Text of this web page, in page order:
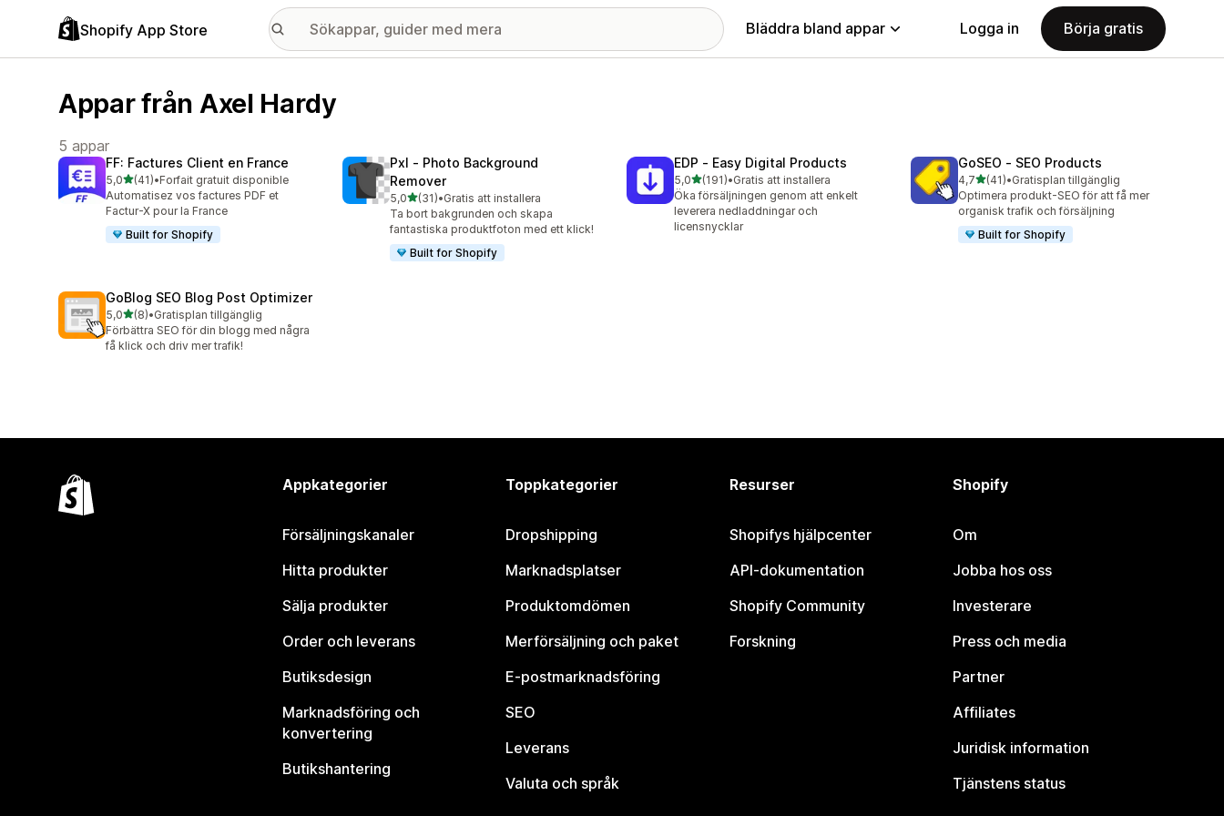
Shopify App Store Bläddra bland appar Logga in Börja gratis
Appar från Axel Hardy
5 appar
FF: Factures Client en France
5,0av 5 stjärnor
(41)
41 recensioner totalt
•Forfait gratuit disponible
Automatisez vos factures PDF et
Factur-X pour la France
Built for Shopify
Pxl ‑ Photo Background
Remover
5,0av 5 stjärnor
(31)
31 recensioner totalt
•Gratis att installera
Ta bort bakgrunden och skapa
fantastiska produktfoton med ett klick!
Built for Shopify
EDP ‑ Easy Digital Products
5,0av 5 stjärnor
(191)
191 recensioner totalt
•Gratis att installera
Öka försäljningen genom att enkelt
leverera nedladdningar och
licensnycklar
GoSEO ‑ SEO Products
4,7av 5 stjärnor
(41)
41 recensioner totalt
•Gratisplan tillgänglig
Optimera produkt-SEO för att få mer
organisk trafik och försäljning
Built for Shopify
GoBlog SEO Blog Post Optimizer
5,0av 5 stjärnor
(8)
8 recensioner totalt
•Gratisplan tillgänglig
Förbättra SEO för din blogg med några
få klick och driv mer trafik!
Appkategorier
Försäljningskanaler
Hitta produkter
Sälja produkter
Order och leverans
Butiksdesign
Marknadsföring och
konvertering
Butikshantering
Toppkategorier
Dropshipping
Marknadsplatser
Produktomdömen
Merförsäljning och paket
E-postmarknadsföring
SEO
Leverans
Valuta och språk
Resurser
Shopifys hjälpcenter
API-dokumentation
Shopify Community
Forskning
Shopify
Om
Jobba hos oss
Investerare
Press och media
Partner
Affiliates
Juridisk information
Tjänstens status